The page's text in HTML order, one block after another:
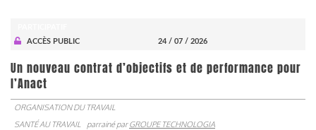
ACCÈS PUBLIC
24 / 07 / 2026
Un nouveau contrat d’objectifs et de performance pour
l’Anact
ORGANISATION DU TRAVAIL
SANTÉ AU TRAVAIL
parrainé parGROUPE TECHNOLOGIA